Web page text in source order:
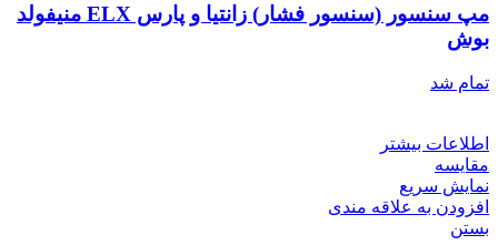
مپ سنسور (سنسور فشار) زانتیا و پارس ELX منیفولد
بوش
تمام شد
اطلاعات بیشتر
مقایسه
نمایش سریع
افزودن به علاقه مندی
بستن